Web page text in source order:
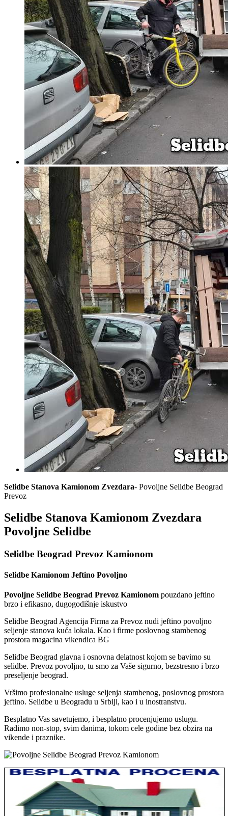
Selidbe Stanova Kamionom Zvezdara- Povoljne Selidbe Beograd
Prevoz
Selidbe Stanova Kamionom Zvezdara
Povoljne Selidbe
Selidbe Beograd Prevoz Kamionom
Selidbe Kamionom Jeftino Povoljno
Povoljne Selidbe Beograd Prevoz Kamionom pouzdano jeftino
brzo i efikasno, dugogodišnje iskustvo
Selidbe Beograd Agencija Firma za Prevoz nudi jeftino povoljno
seljenje stanova kuća lokala. Kao i firme poslovnog stambenog
prostora magacina vikendica BG
Selidbe Beograd glavna i osnovna delatnost kojom se bavimo su
selidbe. Prevoz povoljno, tu smo za Vaše sigurno, bezstresno i brzo
preseljenje beograd.
Vršimo profesionalne usluge seljenja stambenog, poslovnog prostora
jeftino. Selidbe u Beogradu u Srbiji, kao i u inostranstvu.
Besplatno Vas savetujemo, i besplatno procenjujemo uslugu.
Radimo non-stop, svim danima, tokom cele godine bez obzira na
vikende i praznike.